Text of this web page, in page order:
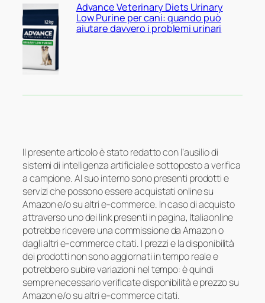
Advance Veterinary Diets Urinary
Low Purine per cani: quando può
aiutare davvero i problemi urinari
Il presente articolo è stato redatto con l’ausilio di
sistemi di intelligenza artificiale e sottoposto a verifica
a campione. Al suo interno sono presenti prodotti e
servizi che possono essere acquistati online su
Amazon e/o su altri e-commerce. In caso di acquisto
attraverso uno dei link presenti in pagina, Italiaonline
potrebbe ricevere una commissione da Amazon o
dagli altri e-commerce citati. I prezzi e la disponibilità
dei prodotti non sono aggiornati in tempo reale e
potrebbero subire variazioni nel tempo: è quindi
sempre necessario verificate disponibilità e prezzo su
Amazon e/o su altri e-commerce citati.